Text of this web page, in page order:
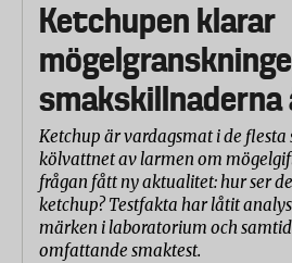
Ketchupen klarar
Ketchup är vardagsmat i de flesta
kölvattnet av larmen om
frågan fått ny aktualitet: hur ser
ketchup? Testfakta har låtit
märken i laboratorium och
omfattande smaktest.